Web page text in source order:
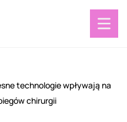
technologie wpływają na
chirurgii